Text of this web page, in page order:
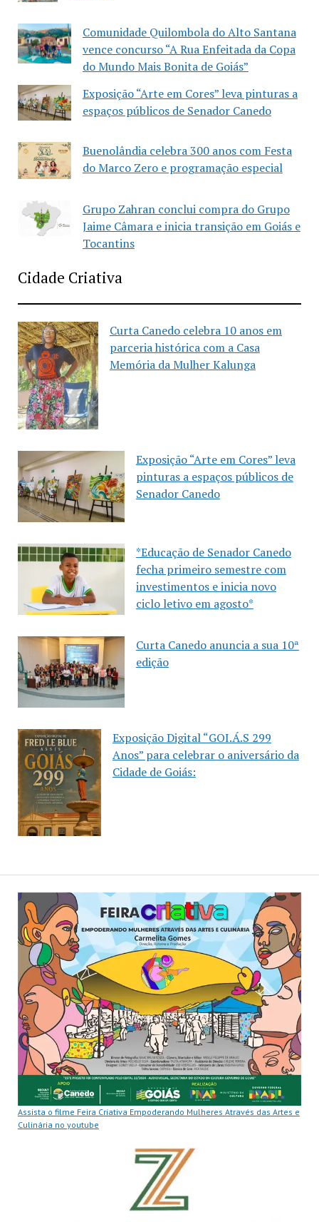
Comunidade Quilombola do Alto Santana
vence concurso “A Rua Enfeitada da Copa
do Mundo Mais Bonita de Goiás”
Exposição “Arte em Cores” leva pinturas a
espaços públicos de Senador Canedo
Buenolândia celebra 300 anos com Festa
do Marco Zero e programação especial
Grupo Zahran conclui compra do Grupo
Jaime Câmara e inicia transição em Goiás e
Tocantins
Cidade Criativa
Curta Canedo celebra 10 anos em
parceria histórica com a Casa
Memória da Mulher Kalunga
Exposição “Arte em Cores” leva
pinturas a espaços públicos de
Senador Canedo
*Educação de Senador Canedo
fecha primeiro semestre com
investimentos e inicia novo
ciclo letivo em agosto*
Curta Canedo anuncia a sua 10ª
edição
Exposição Digital “GOI.Á.S 299
Anos” para celebrar o aniversário da
Cidade de Goiás:
Assista o filme Feira Criativa Empoderando Mulheres Através das Artes e
Culinária no youtube